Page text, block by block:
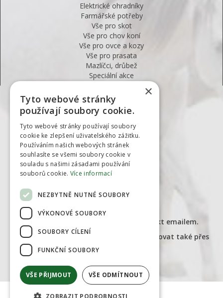
Elektrické ohradníky
Farmářské potřeby
Vše pro skot
Vše pro chov koní
Vše pro ovce a kozy
Vše pro prasata
Mazlíčci, drůbež
Speciální akce
KONTAKTY
EQUIVET
Třanovice 103
739 53, Třanovice
Česká republika
obchod@farmaservis.cz
Doporučujeme upředňostňovat kontakt emailem.
Ohledně objednávek nás můžete kontaktovat také přes
Facebook.
×
Tyto webové stránky
používají soubory cookie.
Tyto webové stránky používají soubory
cookie ke zlepšení uživatelského zážitku.
Používáním našich webových stránek
souhlasíte se všemi soubory cookie v
souladu s našimi zásadami používání
souborů cookie. Více informací
NEZBYTNĚ NUTNÉ SOUBORY
VÝKONOVÉ SOUBORY
SOUBORY CÍLENÍ
FUNKČNÍ SOUBORY
VŠE PŘIJMOUT VŠE ODMÍTNOUT
ZOBRAZIT PODROBNOSTI